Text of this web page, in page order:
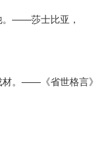
。——莎士比亚，
材。——《省世格言